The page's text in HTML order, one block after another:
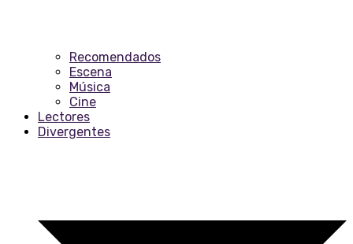
Recomendados
Escena
Música
Cine
Lectores
Divergentes